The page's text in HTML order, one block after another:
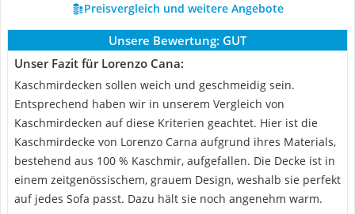
Preisvergleich und weitere Angebote
Unsere Bewertung: GUT
Unser Fazit für Lorenzo Cana:
Kaschmirdecken sollen weich und geschmeidig sein.
Entsprechend haben wir in unserem Vergleich von
Kaschmirdecken auf diese Kriterien geachtet. Hier ist die
Kaschmirdecke von Lorenzo Carna aufgrund ihres Materials,
bestehend aus 100 % Kaschmir, aufgefallen. Die Decke ist in
einem zeitgenössischem, grauem Design, weshalb sie perfekt
auf jedes Sofa passt. Dazu hält sie noch angenehm warm.